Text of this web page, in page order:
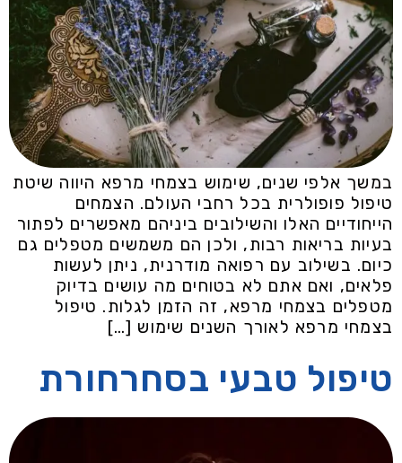
במשך אלפי שנים, שימוש בצמחי מרפא היווה שיטת
טיפול פופולרית בכל רחבי העולם. הצמחים
הייחודיים האלו והשילובים ביניהם מאפשרים לפתור
בעיות בריאות רבות, ולכן הם משמשים מטפלים גם
כיום. בשילוב עם רפואה מודרנית, ניתן לעשות
פלאים, ואם אתם לא בטוחים מה עושים בדיוק
מטפלים בצמחי מרפא, זה הזמן לגלות. טיפול
בצמחי מרפא לאורך השנים שימוש […]
טיפול טבעי בסחרחורת